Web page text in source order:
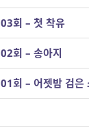
03회 – 첫 착유
02회 – 송아지
01회 – 어젯밤 검은